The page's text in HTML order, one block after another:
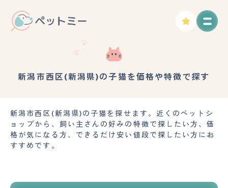
新潟市西区(新潟県)の子猫を価格や特徴で探す
新潟市西区(新潟県)の子猫を探せます。近くのペットシ
ョップから、飼い主さんの好みの特徴で探したい方、価
格が気になる方、できるだけ安い値段で探したい方にお
すすめです。